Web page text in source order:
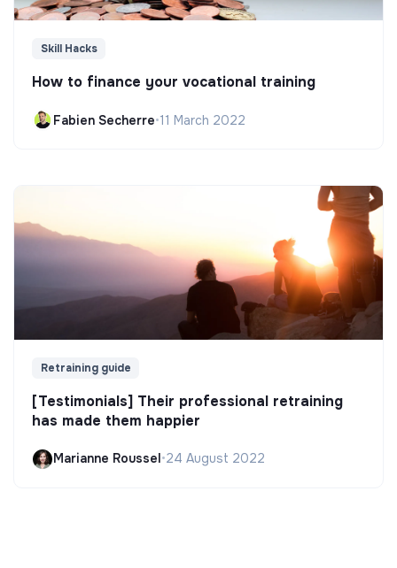
Skill Hacks
How to finance your vocational training
Fabien Secherre•11 March 2022
Retraining guide
[Testimonials] Their professional retraining
has made them happier
Marianne Roussel •24 August 2022